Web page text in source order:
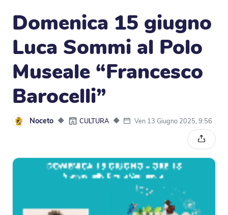
Domenica 15 giugno
Luca Sommi al Polo
Museale “Francesco
Barocelli”
Noceto ◆ CULTURA ◆ Ven 13 Giugno 2025, 9:56